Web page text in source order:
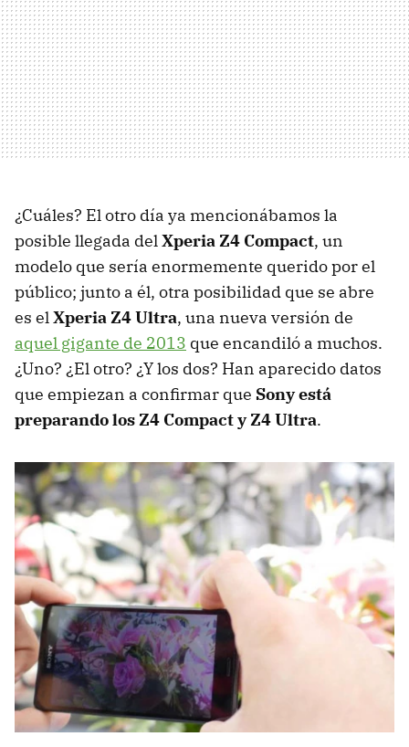
¿Cuáles? El otro día ya mencionábamos la
posible llegada delXperia Z4 Compact, un
modelo que sería enormemente querido por el
público; junto a él, otra posibilidad que se abre
es elXperia Z4 Ultra, una nueva versión de
aquel gigante de 2013 que encandiló a muchos.
¿Uno? ¿El otro? ¿Y los dos? Han aparecido datos
que empiezan a confirmar que Sony está
preparando los Z4 Compact y Z4 Ultra.